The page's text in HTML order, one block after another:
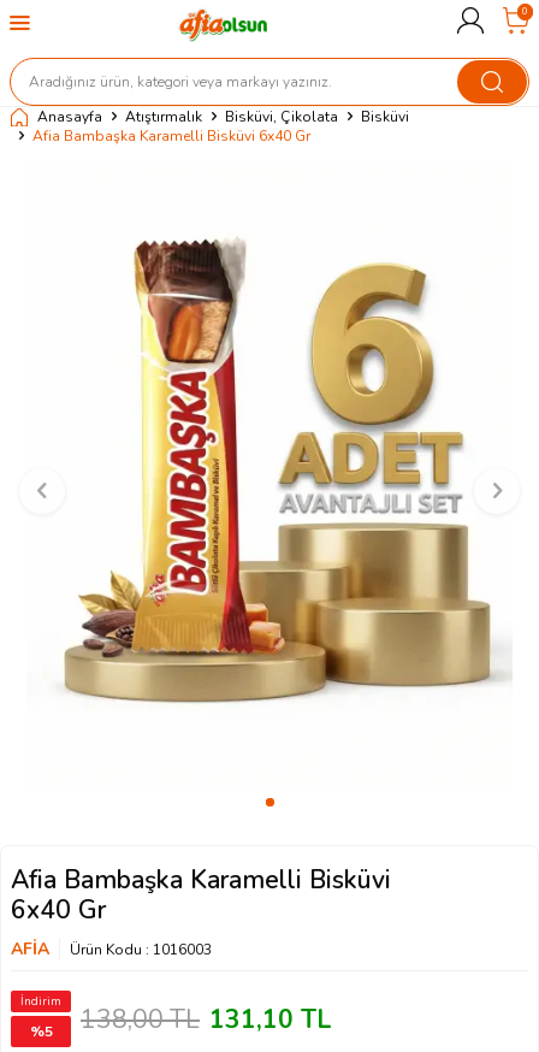
0
Anasayfa Atıştırmalık Bisküvi, Çikolata
Bisküvi
Afia Bambaşka Karamelli Bisküvi 6x40 Gr
Afia Bambaşka Karamelli Bisküvi
6x40 Gr
AFİA Ürün Kodu : 1016003
İndirim
%5 138,00TL 131,10 TL